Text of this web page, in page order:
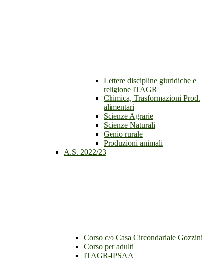
Lettere discipline giuridiche e
religione ITAGR
Chimica, Trasformazioni Prod.
alimentari
Scienze Agrarie
Scienze Naturali
Genio rurale
Produzioni animali
A.S. 2022/23
Corso c/o Casa Circondariale Gozzini
Corso per adulti
ITAGR-IPSAA